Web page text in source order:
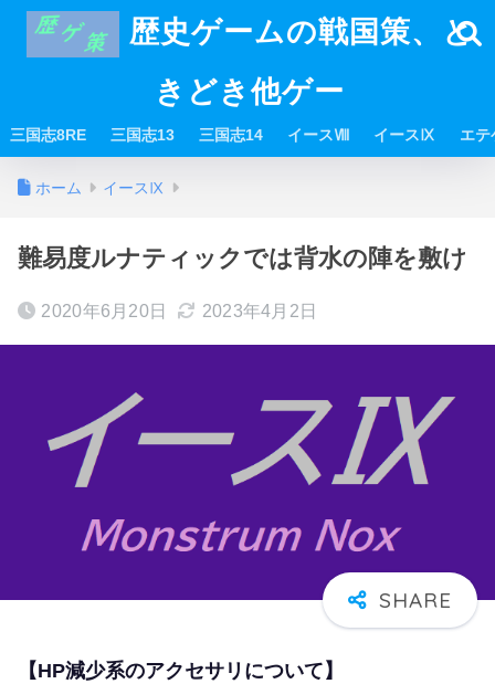
歴史ゲームの戦国策、と
きどき他ゲー
三国志8RE 三国志13 三国志14 イースⅧ イースⅨ エテ
ホーム イースⅨ
難易度ルナティックでは背水の陣を敷け
2020年6月20日 2023年4月2日
【HP減少系のアクセサリについて】